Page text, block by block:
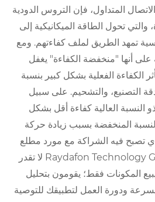
المتداول، فإن التروس الدودية
والتي تحول الطاقة الميكانيكية إلى
تمهد الطريق لملف كفاءتهم. ومع
أنها "منخفضة الكفاءة" يغفل
الكفاءة الفعلية بشكل كبير بنسبة
التصنيع، والتشحيم. على سبيل
النسبة العالية كفاءة أقل بشكل
المنخفضة بسبب زيادة حركة
تصبح فيه الشراكة مع مورد مطلع
مثل Raydafon Technology Group Co.,Limited لا تقدر
المكونات فقط؛ يقومون بتحليل
ودورة العمل لتطبيقك للتوصية